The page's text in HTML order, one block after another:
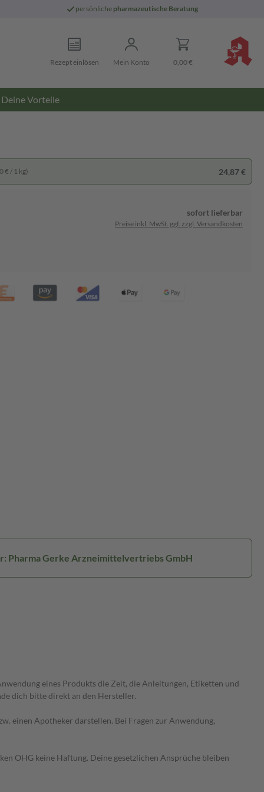
persönliche pharmazeutische Beratung
Rezept einlösen Mein Konto 0,00 €
Deine Vorteile
€ / 1 kg) 24,87 €
sofort lieferbar
Preise inkl. MwSt. ggf. zzgl. Versandkosten
Pharma Gerke Arzneimittelvertriebs GmbH
eines Produkts die Zeit, die Anleitungen, Etiketten und
dich bitte direkt an den Hersteller.
einen Apotheker darstellen. Bei Fragen zur Anwendung,
OHG keine Haftung. Deine gesetzlichen Ansprüche bleiben